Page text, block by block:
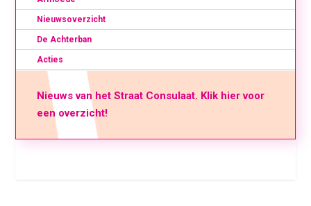
Nieuwsoverzicht
De Achterban
Acties
Nieuws van het Straat Consulaat. Klik hier voor
een overzicht!